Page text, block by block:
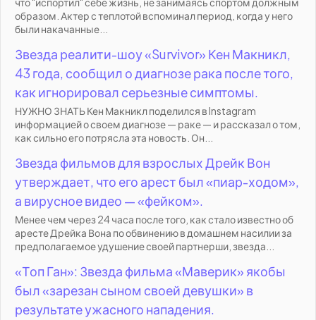
образом. Актер с теплотой вспоминал период, когда у него
были накачанные...
Звезда реалити-шоу «Survivor» Кен Макникл,
43 года, сообщил о диагнозе рака после того,
как игнорировал серьезные симптомы.
НУЖНО ЗНАТЬ Кен Макникл поделился в Instagram
информацией о своем диагнозе — раке — и рассказал о том,
как сильно его потрясла эта новость. Он...
Звезда фильмов для взрослых Дрейк Вон
утверждает, что его арест был «пиар-ходом»,
а вирусное видео — «фейком».
Менее чем через 24 часа после того, как стало известно об
аресте Дрейка Вона по обвинению в домашнем насилии за
предполагаемое удушение своей партнерши, звезда...
«Топ Ган»: Звезда фильма «Маверик» якобы
был «зарезан сыном своей девушки» в
результате ужасного нападения.